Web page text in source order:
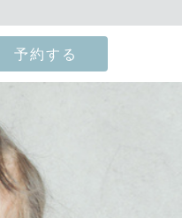
予約する